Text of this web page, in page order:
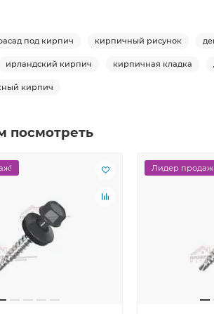
под кирпич кирпичный рисунок
ирландский кирпич кирпичная кладка
кирпич
посмотреть
Лидер продаж!